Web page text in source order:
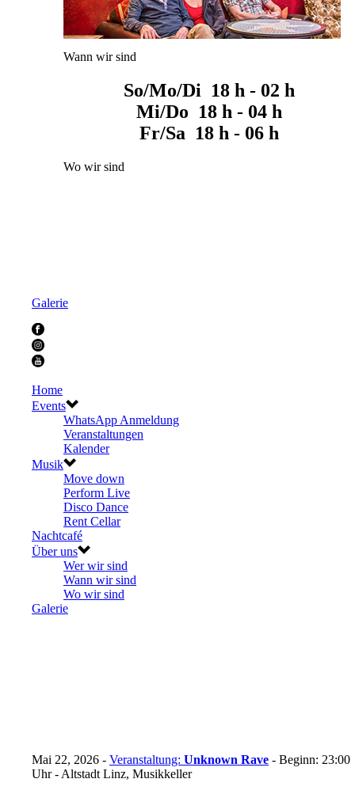
Wann wir sind
So/Mo/Di 18 h - 02 h
Mi/Do 18 h - 04 h
Fr/Sa 18 h - 06 h
Wo wir sind
Galerie
Home
Events
WhatsApp Anmeldung
Veranstaltungen
Kalender
Musik
Move down
Perform Live
Disco Dance
Rent Cellar
Nachtcafé
Über uns
Wer wir sind
Wann wir sind
Wo wir sind
Galerie
Mai 22, 2026 - Veranstaltung: Unknown Rave - Beginn: 23:00
Uhr - Altstadt Linz, Musikkeller